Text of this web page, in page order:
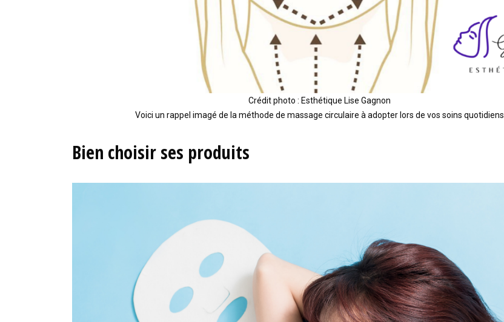
Crédit photo : Esthétique Lise Gagnon
Voici un rappel imagé de la méthode de massage circulaire à adopter lors de vos soins quotidiens
Bien choisir ses produits